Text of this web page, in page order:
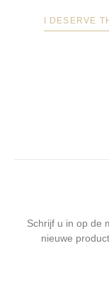
I DESERVE
Schrijf u in op de
nieuwe